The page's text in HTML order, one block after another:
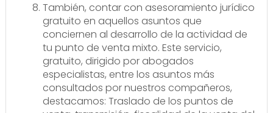
También, contar con asesoramiento jurídico
gratuito en aquellos asuntos que
conciernen al desarrollo de la actividad de
tu punto de venta mixto. Este servicio,
gratuito, dirigido por abogados
especialistas, entre los asuntos más
consultados por nuestros compañeros,
destacamos: Traslado de los puntos de